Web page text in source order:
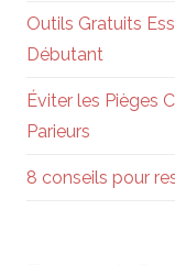
Outils Gratuits
Débutant
Éviter les Pièges
Parieurs
8 conseils pour